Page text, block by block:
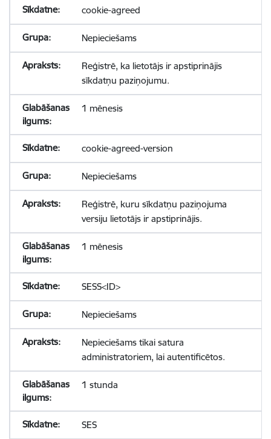
cookie-agreed
Nepieciešams
Reģistrē, ka lietotājs ir apstiprinājis
sīkdatņu paziņojumu.
1 mēnesis
cookie-agreed-version
Nepieciešams
Reģistrē, kuru sīkdatņu paziņojuma
versiju lietotājs ir apstiprinājis.
1 mēnesis
SESS<ID>
Nepieciešams
Nepieciešams tikai satura
administratoriem, lai autentificētos.
1 stunda
SES